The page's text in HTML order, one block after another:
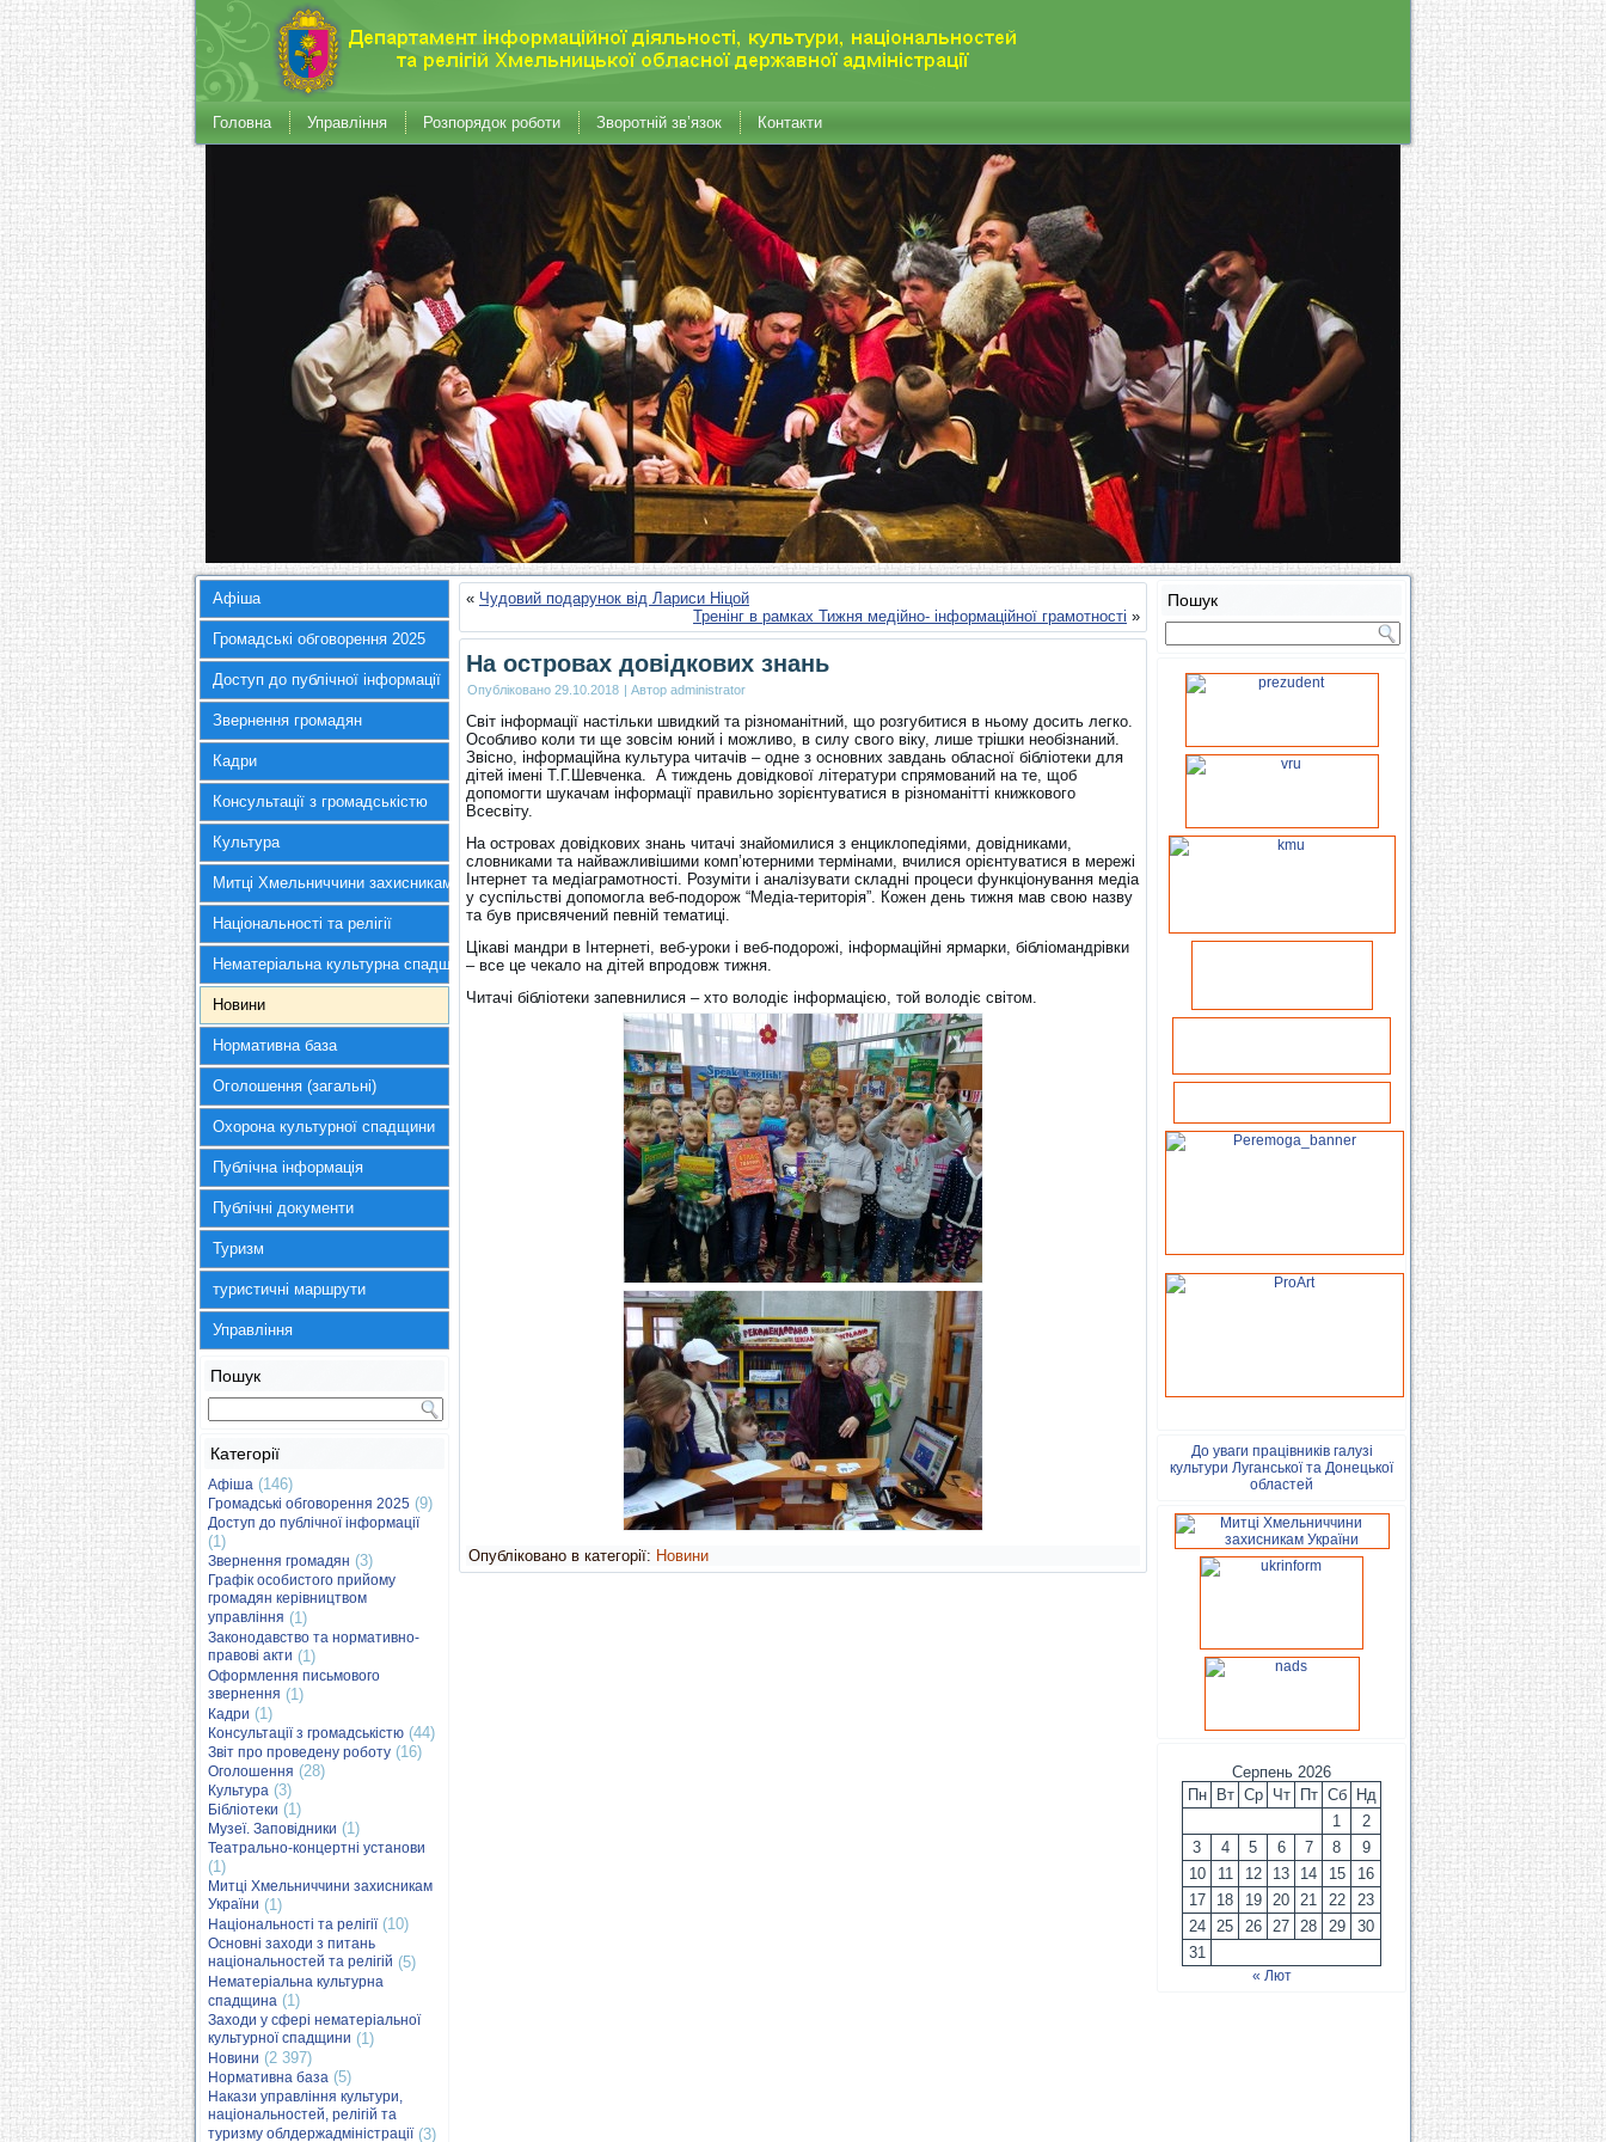
Головна Управління Розпорядок роботи Зворотній зв’язок Контакти
Афіша
Громадські обговорення 2025
Доступ до публічної інформації
Звернення громадян
Кадри
Консультації з громадськістю
Культура
Митці Хмельниччини захисникам України
Національності та релігії
Нематеріальна культурна спадщина
Новини
Нормативна база
Оголошення (загальні)
Охорона культурної спадщини
Публічна інформація
Публічні документи
Туризм
туристичні маршрути
Управління
Пошук
Категорії
Афіша (146)
Громадські обговорення 2025 (9)
Доступ до публічної інформації
(1)
Звернення громадян (3)
Графік особистого прийому
громадян керівництвом
управління (1)
Законодавство та нормативно-
правові акти (1)
Оформлення письмового
звернення (1)
Кадри (1)
Консультації з громадськістю (44)
Звіт про проведену роботу (16)
Оголошення (28)
Культура (3)
Бібліотеки (1)
Музеї. Заповідники (1)
Театрально-концертні установи
(1)
Митці Хмельниччини захисникам
України (1)
Національності та релігії(10)
Основні заходи з питань
національностей та релігій (5)
Нематеріальна культурна
спадщина (1)
Заходи у сфері нематеріальної
культурної спадщини (1)
Новини (2 397)
Нормативна база (5)
Накази управління культури,
національностей, релігій та
туризму облдержадміністрації(3)
« Чудовий подарунок від Лариси Ніцой
Тренінг в рамках Тижня медійно- інформаційної грамотності »
На островах довідкових знань
Опубліковано 29.10.2018 | Автор administrator
Світ інформації настільки швидкий та різноманітний, що розгубитися в ньому досить легко.
Особливо коли ти ще зовсім юний і можливо, в силу свого віку, лише трішки необізнаний.
Звісно, інформаційна культура читачів – одне з основних завдань обласної бібліотеки для
дітей імені Т.Г.Шевченка. А тиждень довідкової літератури спрямований на те, щоб
допомогти шукачам інформації правильно зорієнтуватися в різноманітті книжкового
Всесвіту.
На островах довідкових знань читачі знайомилися з енциклопедіями, довідниками,
словниками та найважливішими комп’ютерними термінами, вчилися орієнтуватися в мережі
Інтернет та медіаграмотності. Розуміти і аналізувати складні процеси функціонування медіа
у суспільстві допомогла веб-подорож “Медіа-територія”. Кожен день тижня мав свою назву
та був присвячений певній тематиці.
Цікаві мандри в Інтернеті, веб-уроки і веб-подорожі, інформаційні ярмарки, бібліомандрівки
– все це чекало на дітей впродовж тижня.
Читачі бібліотеки запевнилися – хто володіє інформацією, той володіє світом.
Опубліковано в категорії: Новини
Пошук
До уваги працівників галузі
культури Луганської та Донецької
областей
Серпень 2026
Пн
Вт Ср Чт Пт Сб
Нд
1
2
3
4 5 6 7 8
9
10
11 12 13 14 15
16
17
18 19 20 21 22
23
24
25 26 27 28 29
30
31
« Лют